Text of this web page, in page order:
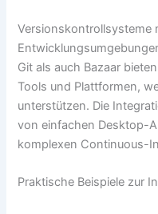
Versionskontrollsysteme
Git als auch Bazaar
Tools und Plattformen,
unterstützen. Die
von einfachen Desktop-
komplexen Continuous-
Praktische Beispiele zur